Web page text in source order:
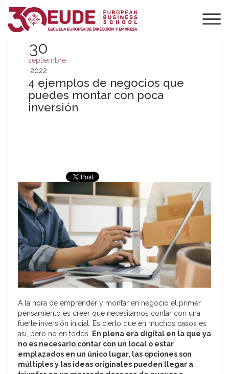
30
septiembre
2022
4 ejemplos de negocios que
puedes montar con poca
inversión
A la hora de emprender y montar en negocio el primer
pensamiento es creer que necesitamos contar con una
fuerte inversión inicial. Es cierto que en muchos casos es
así, pero no en todos. En plena era digital en la que ya
no es necesario contar con un local o estar
emplazados en un único lugar, las opciones son
múltiples y las ideas originales pueden llegar a